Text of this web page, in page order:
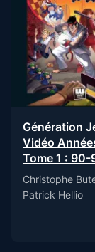
Génération
Vidéo
Tome 1 : 90-
Christophe
Patrick Hellio